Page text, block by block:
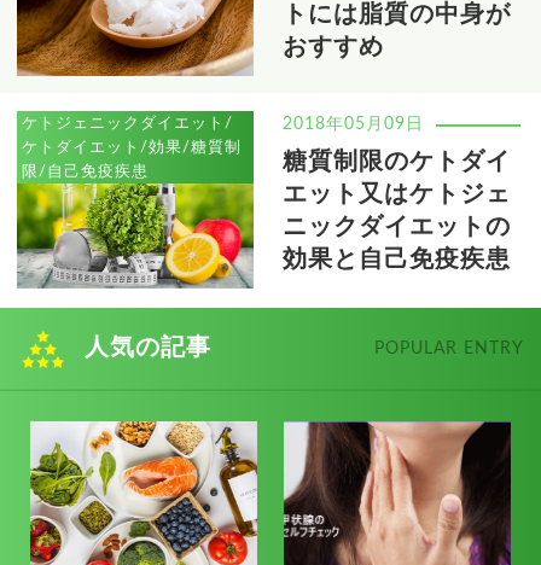
トには脂質の中身が
おすすめ
ケトジェニックダイエット/
ケトダイエット/効果/糖質制
限/自己免疫疾患
2018年05月09日
糖質制限のケトダイ
エット又はケトジェ
ニックダイエットの
効果と自己免疫疾患
人気の記事 POPULAR ENTRY